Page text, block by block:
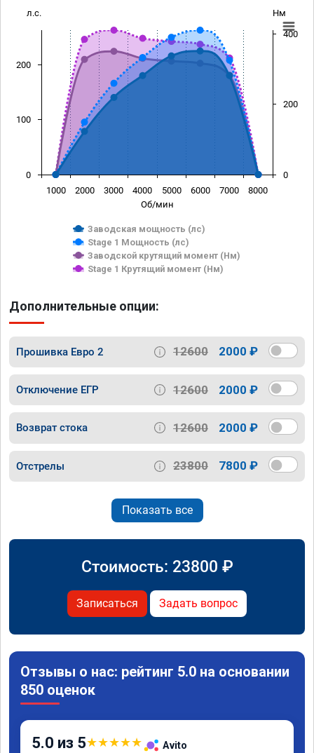
Об/мин
л.с. Нм
Заводская мощность (лс)
Stage 1 Мощность (лс)
Заводской крутящий момент (Нм)
Stage 1 Крутящий момент (Нм)
1000 2000 3000 4000 5000 6000 7000 8000
0
100
200
0
200
400
Дополнительные опции:
Прошивка Евро 2 12600 2000 ₽
Отключение ЕГР 12600 2000 ₽
Возврат стока 12600 2000 ₽
Отстрелы 23800 7800 ₽
Показать все
Стоимость: 23800 ₽
Записаться Задать вопрос
Отзывы о нас: рейтинг 5.0 на основании
850 оценок
5.0 из 5★★★★★ Avito